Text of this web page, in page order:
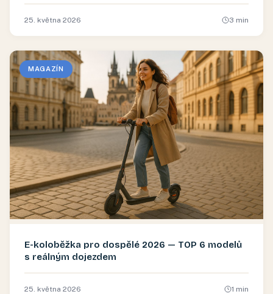
25. května 2026 3 min
MAGAZÍN
E-koloběžka pro dospělé 2026 — TOP 6 modelů
s reálným dojezdem
25. května 2026 1 min